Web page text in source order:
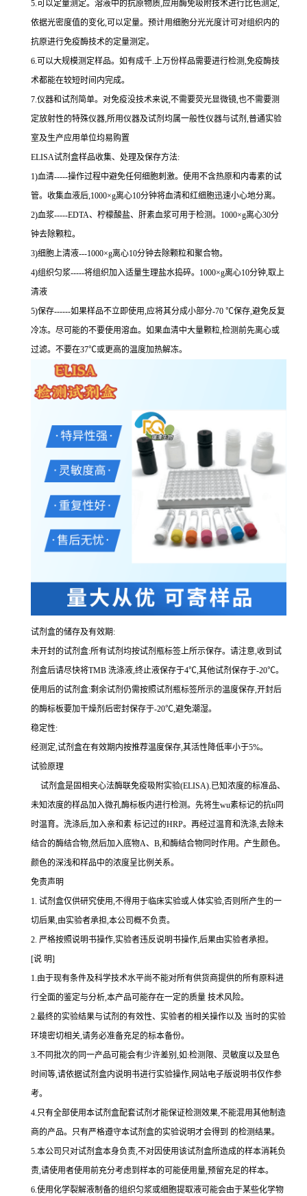
5.可以定量测定。溶液中的抗原物质,应用酶免吸附技术进行比色测定,
依据光密度值的变化,可以定量。预计用细胞分光光度计可对组织内的
抗原进行免疫酶技术的定量测定。
6.可以大规模测定样品。如有成千.上万份样品需要进行检测,免疫酶技
术都能在较短时间内完成。
7.仪器和试剂简单。对免疫没技术来说,不需要荧光显微镜,也不需要测
定放射性的特殊仪器,所用仪器及试剂均属一般性仪器与试剂,普通实验
室及生产应用单位均易购置
ELISA试剂盒样品收集、处理及保存方法:
1)血清-----操作过程中避免任何细胞刺激。使用不含热原和内毒素的试
管。收集血液后,1000×g离心10分钟将血清和红细胞迅速小心地分离。
2)血浆-----EDTA、柠檬酸盐、肝素血浆可用于检测。1000×g离心30分
钟去除颗粒。
3)细胞上清液---1000×g离心10分钟去除颗粒和聚合物。
4)组织匀浆-----将组织加入适量生理盐水捣碎。1000×g离心10分钟,取上
清液
5)保存------如果样品不立即使用,应将其分成小部分-70 ℃保存,避免反复
冷冻。尽可能的不要使用溶血。如果血清中大量颗粒,检测前先离心或
过滤。不要在37℃或更高的温度加热解冻。
试剂盒的储存及有效期:
未开封的试剂盒:所有试剂均按试剂瓶标签上所示保存。请注意,收到试
剂盒后请尽快将TMB 洗涤液,终止液保存于4℃,其他试剂保存于-20℃。
使用后的试剂盒:剩余试剂仍需按照试剂瓶标签所示的温度保存,开封后
的酶标板要加干燥剂后密封保存于-20℃,避免潮湿。
稳定性:
经测定,试剂盒在有效期内按推荐温度保存,其活性降低率小于5%。
试验原理
试剂盒是固相夹心法酶联免疫吸附实验(ELISA).已知浓度的标准品、
未知浓度的样品加入微孔酶标板内进行检测。先将生wu素标记的抗ti 同
时温育。洗涤后,加入亲和素 标记过的HRP。再经过温育和洗涤,去除未
结合的酶结合物,然后加入底物A、B,和酶结合物同时作用。产生颜色。
颜色的深浅和样品中的浓度呈比例关系。
免责声明
1. 试剂盒仅供研究使用,不得用于临床实验或人体实验,否则所产生的一
切后果,由实验者承担,本公司概不负责。
2. 严格按照说明书操作,实验者违反说明书操作,后果由实验者承担。
[说 明]
1.由于现有条件及科学技术水平尚不能对所有供货商提供的所有原料进
行全面的鉴定与分析,本产品可能存在一定的质量 技术风险。
2.最终的实验结果与试剂的有效性、实验者的相关操作以及 当时的实验
环境密切相关,请务必准备充足的标本备份。
3.不同批次的同一产品可能会有少许差别,如:检测限、灵敏度以及显色
时间等,请依据试剂盒内说明书进行实验操作,网站电子版说明书仅作参
考。
4.只有全部使用本试剂盒配套试剂才能保证检测效果,不能混用其他制造
商的产品。只有严格遵守本试剂盒的实验说明才会得到 的检测结果。
5.本公司只对试剂盒本身负责,不对因使用该试剂盒所造成的样本消耗负
责,请使用者使用前充分考虑到样本的可能使用量,预留充足的样本。
6.使用化学裂解液制备的组织匀浆或细胞提取液可能会由于某些化学物